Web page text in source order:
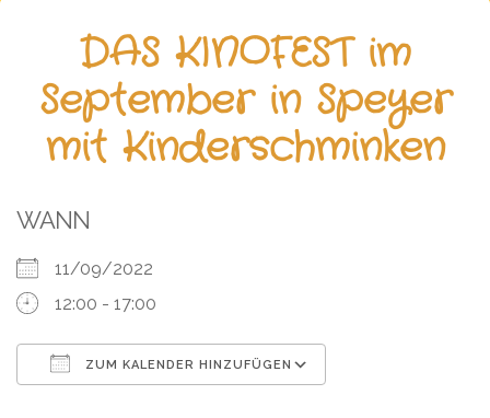
Gewerbliche,
öffentliche
Feste
Leistungen
Über
Fotos,
Events
DAS KINOFEST im
September in Speyer
mit Kinderschminken
WANN
11/09/2022
12:00 - 17:00
ZUM KALENDER HINZUFÜGEN